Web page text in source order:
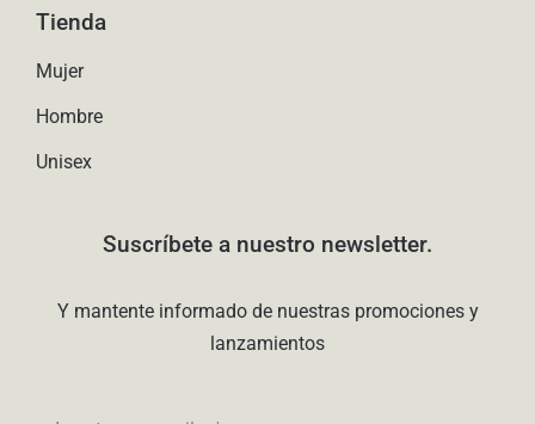
Tienda
Mujer
Hombre
Unisex
Suscríbete a nuestro newsletter.
Y mantente informado de nuestras promociones y
lanzamientos